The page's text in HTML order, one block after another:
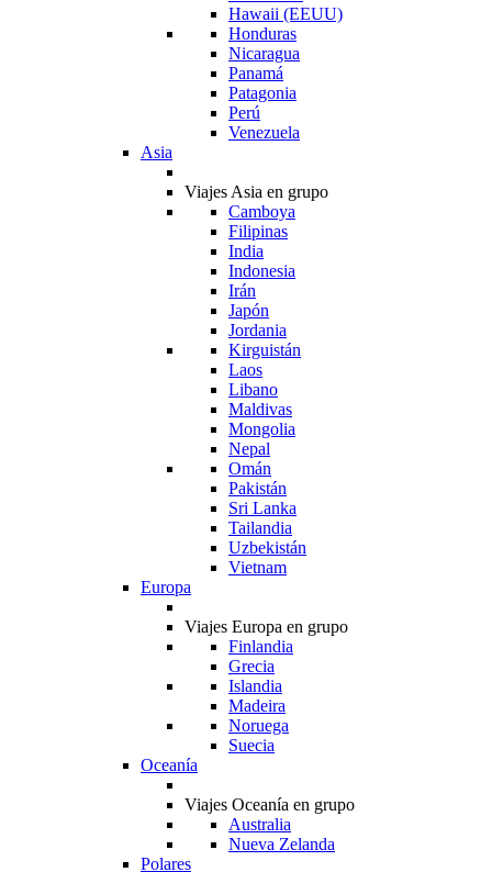
Hawaii (EEUU)
Honduras
Nicaragua
Panamá
Patagonia
Perú
Venezuela
Asia
Viajes Asia en grupo
Camboya
Filipinas
India
Indonesia
Irán
Japón
Jordania
Kirguistán
Laos
Libano
Maldivas
Mongolia
Nepal
Omán
Pakistán
Sri Lanka
Tailandia
Uzbekistán
Vietnam
Europa
Viajes Europa en grupo
Finlandia
Grecia
Islandia
Madeira
Noruega
Suecia
Oceanía
Viajes Oceanía en grupo
Australia
Nueva Zelanda
Polares